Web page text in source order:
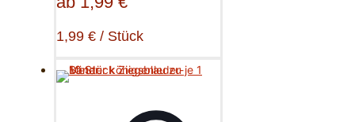
1,99 € / Stück